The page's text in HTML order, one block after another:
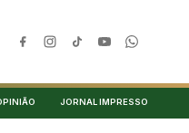
JORNAL IMPRESSO